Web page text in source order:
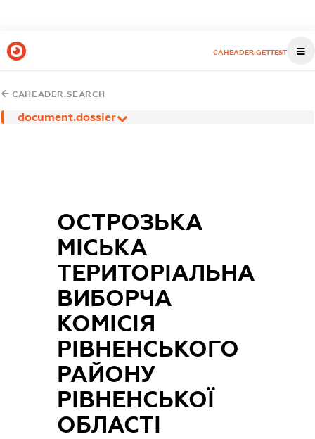
CAHEADER.GETTEST
CAHEADER.SEARCH
document.dossier
ОСТРОЗЬКА
МІСЬКА
ТЕРИТОРІАЛЬНА
ВИБОРЧА
КОМІСІЯ
РІВНЕНСЬКОГО
РАЙОНУ
РІВНЕНСЬКОЇ
ОБЛАСТІ